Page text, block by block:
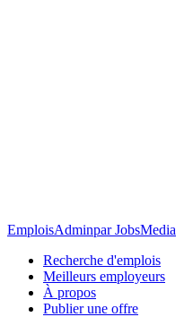
EmploisAdminpar JobsMedia
Recherche d'emplois
Meilleurs employeurs
À propos
Publier une offre